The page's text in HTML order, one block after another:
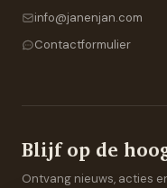
info@janenjan.com
Contactformulier
Blijf op de
Ontvang nieuws, acties